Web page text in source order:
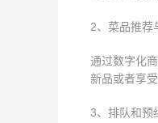
2、菜品推荐
通过数字化
新品或者享
3、排队和预